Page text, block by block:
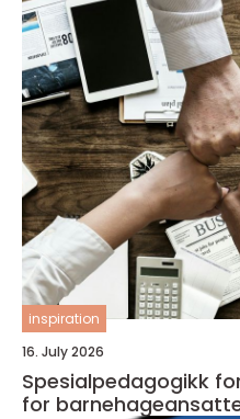
inspiration
16. July 2026
Spesialpedagogikk
for